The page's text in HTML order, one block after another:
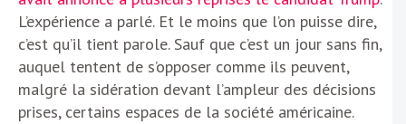
L’expérience a parlé. Et le moins que l’on puisse dire,
c’est qu’il tient parole. Sauf que c’est un jour sans fin,
auquel tentent de s’opposer comme ils peuvent,
malgré la sidération devant l’ampleur des décisions
prises, certains espaces de la société américaine.